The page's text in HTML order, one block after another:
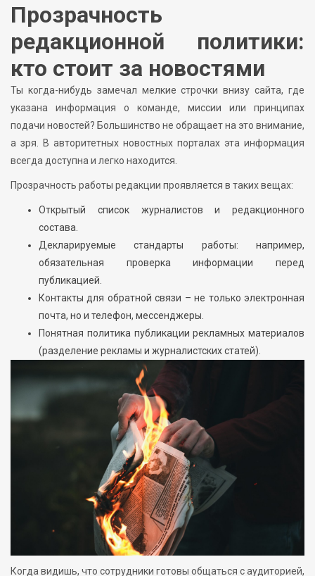
Прозрачность
редакционной политики:
кто стоит за новостями
Ты когда-нибудь замечал мелкие строчки внизу сайта, где
указана информация о команде, миссии или принципах
подачи новостей? Большинство не обращает на это внимание,
а зря. В авторитетных новостных порталах эта информация
всегда доступна и легко находится.
Прозрачность работы редакции проявляется в таких вещах:
Открытый список журналистов и редакционного
состава.
Декларируемые стандарты работы: например,
обязательная проверка информации перед
публикацией.
Контакты для обратной связи – не только электронная
почта, но и телефон, мессенджеры.
Понятная политика публикации рекламных материалов
(разделение рекламы и журналистских статей).
Когда видишь, что сотрудники готовы общаться с аудиторией,